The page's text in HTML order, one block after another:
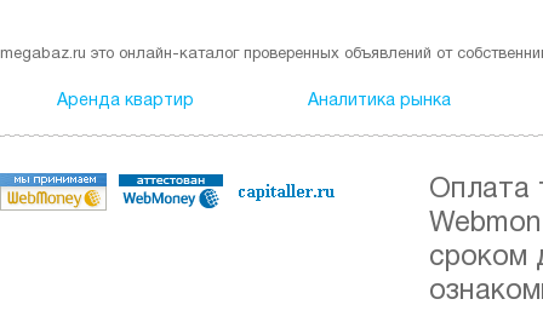
megabaz.ru это онлайн-каталог проверенных объявлений от
Аренда квартир Аналитика рынка
Оплата
сроком